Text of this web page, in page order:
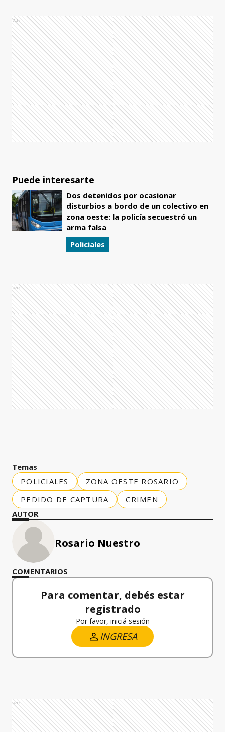
Ads
Puede interesarte
Dos detenidos por ocasionar
disturbios a bordo de un colectivo en
zona oeste: la policía secuestró un
arma falsa
Policiales
Ads
Temas
POLICIALES
ZONA OESTE ROSARIO
PEDIDO DE CAPTURA
CRIMEN
AUTOR
Rosario Nuestro
COMENTARIOS
Para comentar, debés estar
registrado
Por favor, iniciá sesión
INGRESA
Ads